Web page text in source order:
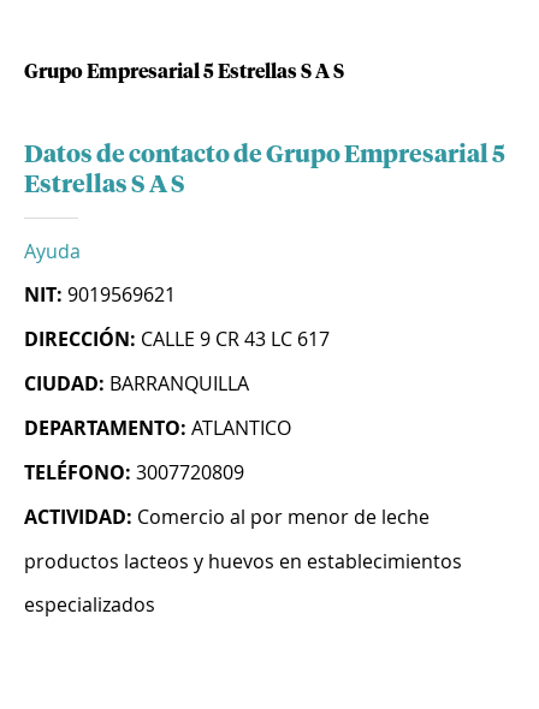
Grupo Empresarial 5 Estrellas S A S
Datos de contacto de Grupo Empresarial 5
Estrellas S A S
Ayuda
NIT: 9019569621
DIRECCIÓN: CALLE 9 CR 43 LC 617
CIUDAD: BARRANQUILLA
DEPARTAMENTO: ATLANTICO
TELÉFONO: 3007720809
ACTIVIDAD: Comercio al por menor de leche
productos lacteos y huevos en establecimientos
especializados